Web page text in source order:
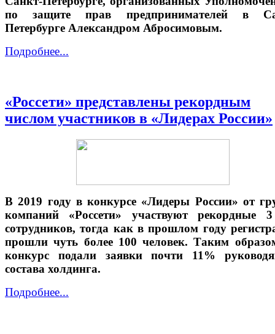
по защите прав предпринимателей в
Петербурге Александром Абросимовым.
Подробнее...
«Россети» представлены рекордным
числом участников в «Лидерах России»
В 2019 году в конкурсе «Лидеры России» от
компаний «Россети» участвуют рекордные
сотрудников, тогда как в прошлом году
прошли чуть более 100 человек. Таким
конкурс подали заявки почти 11%
состава холдинга.
Подробнее...